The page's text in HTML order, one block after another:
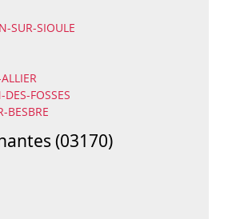
SUR-SIOULE
FOSSES
BESBRE
(03170)